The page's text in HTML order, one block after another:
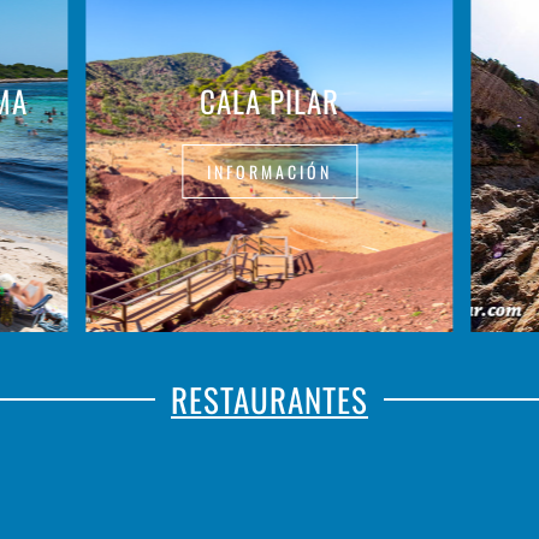
CALA PILAR
INFORMACIÓN
RESTAURANTES